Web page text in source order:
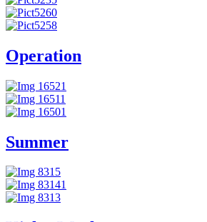
Operation
Summer